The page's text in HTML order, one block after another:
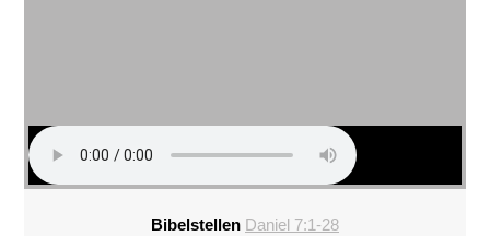
Bibelstellen Daniel 7:1-28